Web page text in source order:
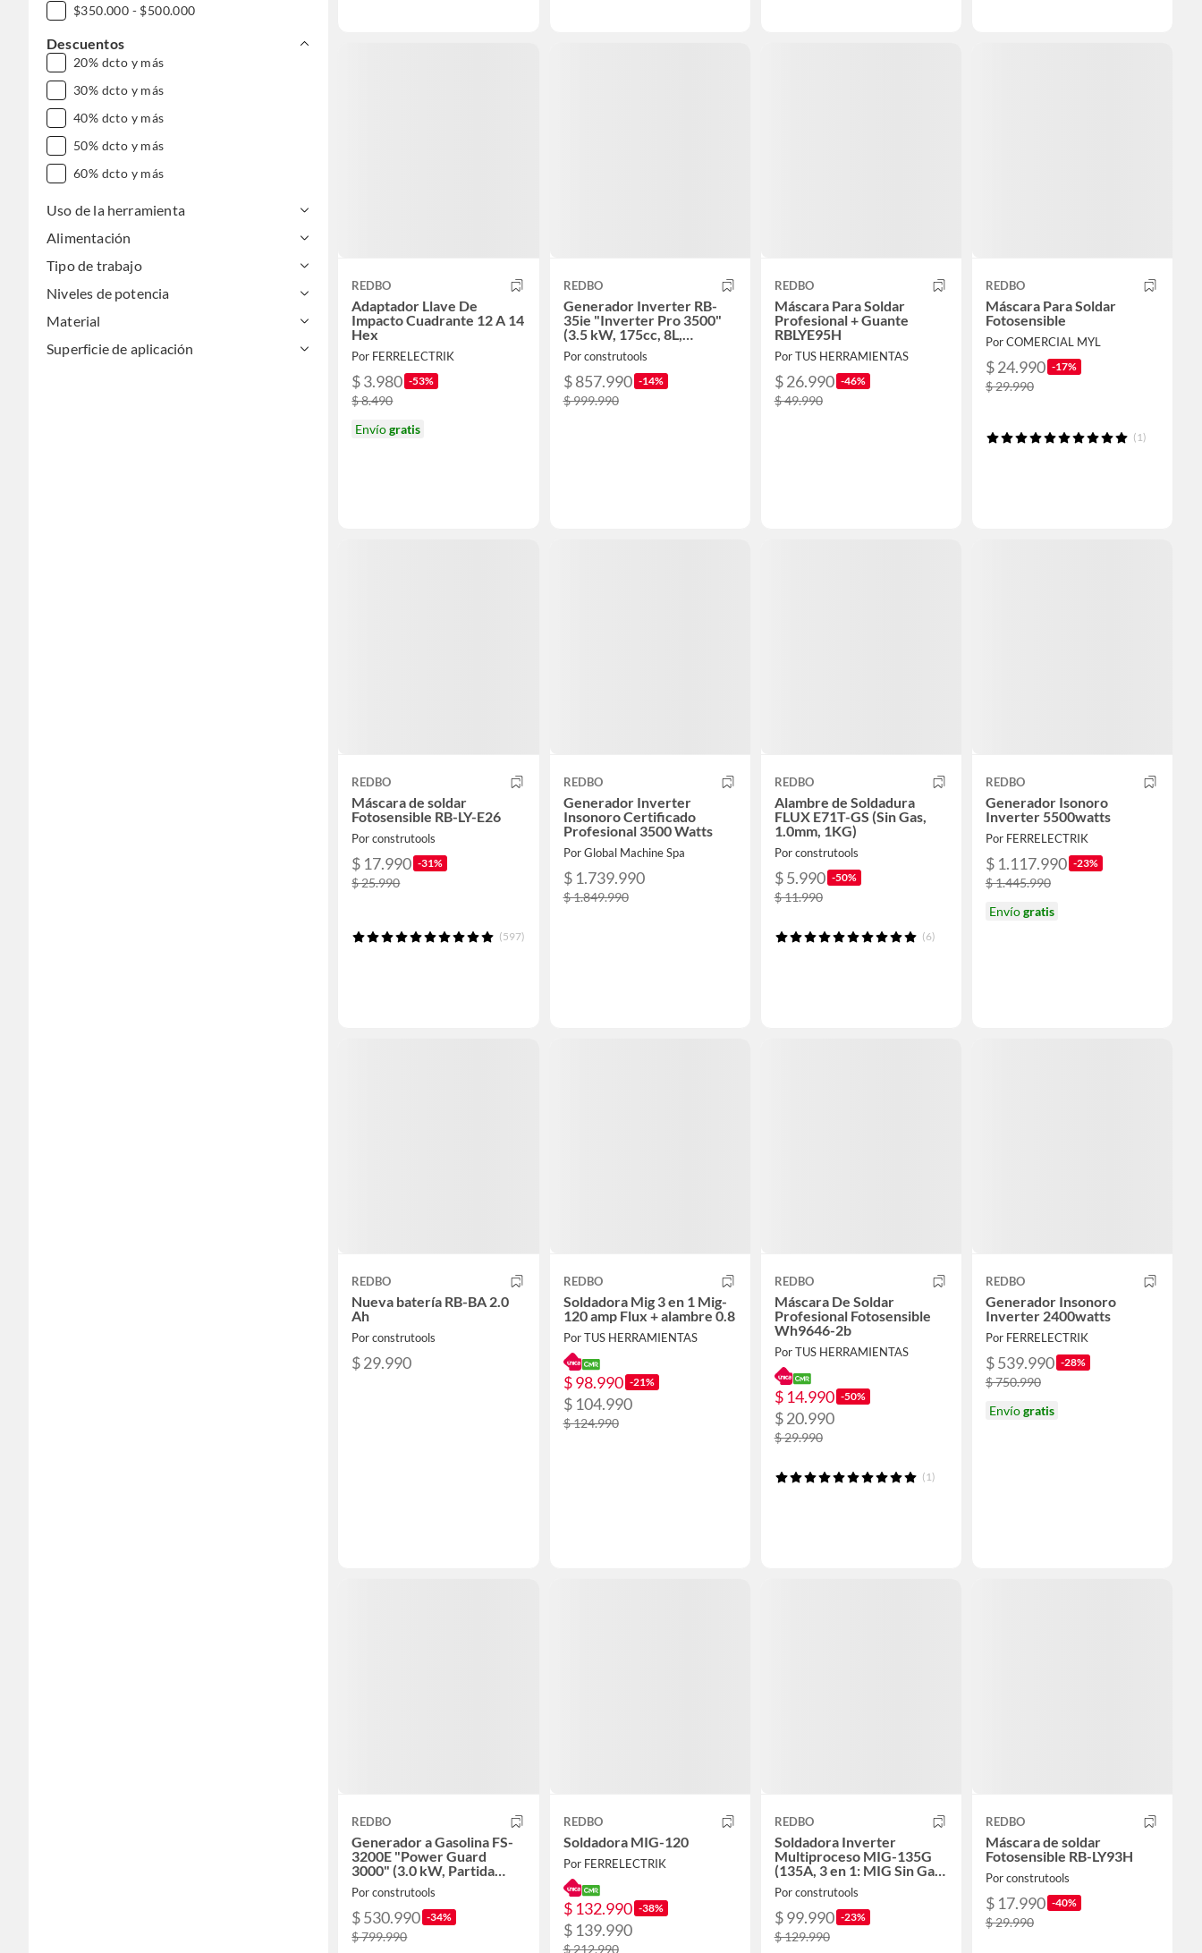
$350.000 - $500.000
$500.000 - $1.000.000
DESDE $1.000.000
Descuentos
20% dcto y más
30% dcto y más
40% dcto y más
50% dcto y más
60% dcto y más
Uso de la herramienta
Alimentación
Tipo de trabajo
Niveles de potencia
Material
Superficie de aplicación
REDBO
Adaptador Llave De
Impacto Cuadrante 12 A 14
Hex
Por FERRELECTRIK
$ 3.980 -53%
$ 8.490
Envíogratis
REDBO
Generador Inverter RB-
35ie "Inverter Pro 3500"
(3.5 kW, 175cc, 8L,
Silencioso)
Por construtools
$ 857.990 -14%
$ 999.990
REDBO
Máscara Para Soldar
Profesional + Guante
RBLYE95H
Por TUS HERRAMIENTAS
$ 26.990 -46%
$ 49.990
REDBO
Máscara Para Soldar
Fotosensible
Por COMERCIAL MYL
$ 24.990 -17%
$ 29.990
(1)
REDBO
Máscara de soldar
Fotosensible RB-LY-E26
Por construtools
$ 17.990 -31%
$ 25.990
(597)
REDBO
Generador Inverter
Insonoro Certificado
Profesional 3500 Watts
Por Global Machine Spa
$ 1.739.990
$ 1.849.990
REDBO
Alambre de Soldadura
FLUX E71T-GS (Sin Gas,
1.0mm, 1KG)
Por construtools
$ 5.990 -50%
$ 11.990
(6)
REDBO
Generador Isonoro
Inverter 5500watts
Por FERRELECTRIK
$ 1.117.990 -23%
$ 1.445.990
Envíogratis
REDBO
Nueva batería RB-BA 2.0
Ah
Por construtools
$ 29.990
REDBO
Soldadora Mig 3 en 1 Mig-
120 amp Flux + alambre 0.8
Por TUS HERRAMIENTAS
$ 98.990 -21%
$ 104.990
$ 124.990
REDBO
Máscara De Soldar
Profesional Fotosensible
Wh9646-2b
Por TUS HERRAMIENTAS
$ 14.990 -50%
$ 20.990
$ 29.990
(1)
REDBO
Generador Insonoro
Inverter 2400watts
Por FERRELECTRIK
$ 539.990 -28%
$ 750.990
Envíogratis
REDBO
Generador a Gasolina FS-
3200E "Power Guard
3000" (3.0 kW, Partida
Eléctrica + Sistema ATS)
Por construtools
$ 530.990 -34%
$ 799.990
REDBO
Soldadora MIG-120
Por FERRELECTRIK
$ 132.990 -38%
$ 139.990
$ 212.990
REDBO
Soldadora Inverter
Multiproceso MIG-135G
(135A, 3 en 1: MIG Sin Gas
/ MMA / LIFT TIG)
Por construtools
$ 99.990 -23%
$ 129.990
REDBO
Máscara de soldar
Fotosensible RB-LY93H
Por construtools
$ 17.990 -40%
$ 29.990